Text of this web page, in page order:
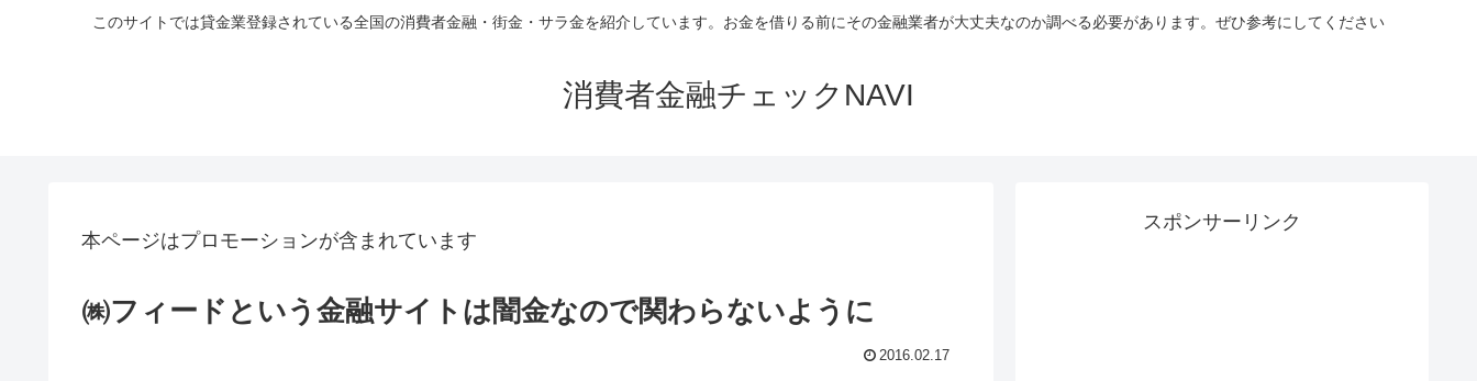
このサイトでは貸金業登録されている全国の消費者金融・街金・サラ金を紹介しています。お金を借りる前にその金融業者が大丈夫なのか調べる必要があります。ぜひ参考にしてください
消費者金融チェックNAVI
本ページはプロモーションが含まれています
㈱フィードという金融サイトは闇金なので関わらないように
2016.02.17
スポンサーリンク